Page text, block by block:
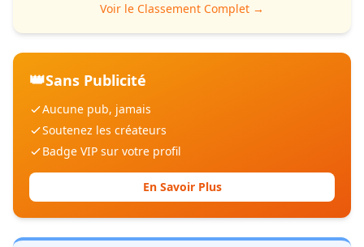
Voir le Classement Complet →
👑Sans Publicité
Aucune pub, jamais
Soutenez les créateurs
Badge VIP sur votre profil
En Savoir Plus